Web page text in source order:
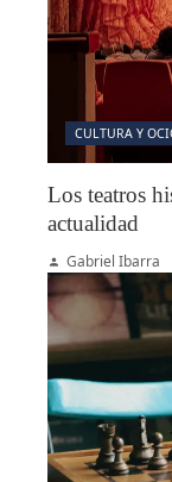
CULTURA Y
Los teatros
actualidad
Gabriel Ibarra